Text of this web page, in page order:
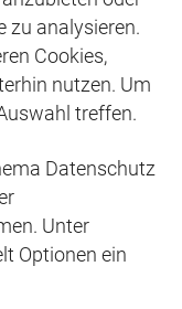
zu machen.
diesen Gedanken
Er bringt die
und macht
Team steckt.
Surey einen
und gleichzeitig
bedeutet bei uns,
zu analysieren.
Cookies,
nutzen. Um
treffen.
Datenschutz
Unter
Optionen ein